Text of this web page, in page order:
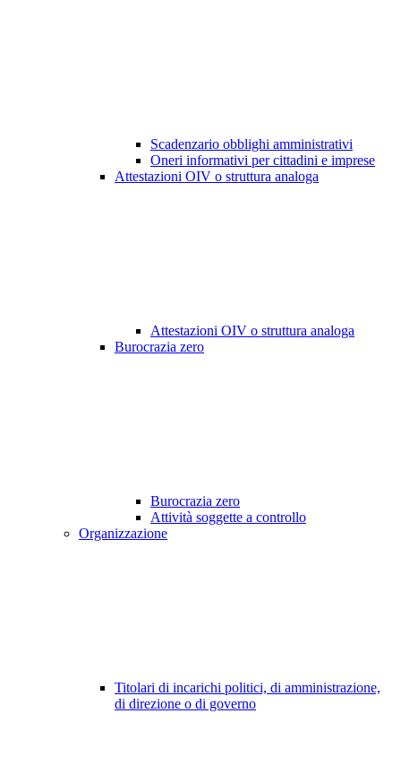
Scadenzario obblighi amministrativi
Oneri informativi per cittadini e imprese
Attestazioni OIV o struttura analoga
Attestazioni OIV o struttura analoga
Burocrazia zero
Burocrazia zero
Attività soggette a controllo
Organizzazione
Titolari di incarichi politici, di amministrazione,
di direzione o di governo